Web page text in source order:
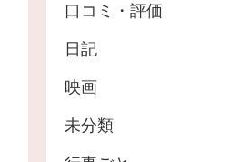
口コミ・評価
日記
映画
未分類